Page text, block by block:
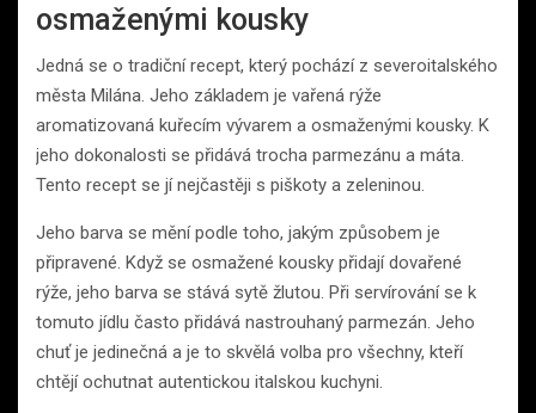
osmaženými kousky
Jedná se o tradiční recept, který pochází z severoitalského
města Milána. Jeho základem je vařená rýže
aromatizovaná kuřecím vývarem a osmaženými kousky. K
jeho dokonalosti se přidává trocha parmezánu a máta.
Tento recept se jí nejčastěji s piškoty a zeleninou.
Jeho barva se mění podle toho, jakým způsobem je
připravené. Když se osmažené kousky přidají dovařené
rýže, jeho barva se stává sytě žlutou. Při servírování se k
tomuto jídlu často přidává nastrouhaný parmezán. Jeho
chuť je jedinečná a je to skvělá volba pro všechny, kteří
chtějí ochutnat autentickou italskou kuchyni.